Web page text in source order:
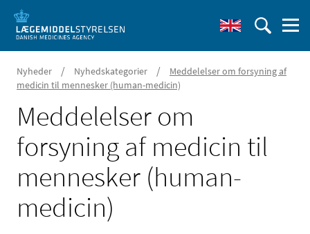
Nyheder / Nyhedskategorier /
Meddelelser om forsyning af
medicin til mennesker (human-medicin)
Meddelelser om
forsyning af medicin til
mennesker (human-
medicin)